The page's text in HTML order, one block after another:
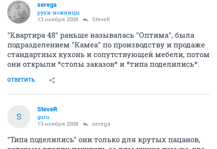
serega
руки-ножницы
13 ноября 2008 SteveR
"Квартира 48" раньше называлась "Оптима", была
подразделением "Камеа" по производству и продаже
стандартных кухонь и сопутствующей мебели, потом
они открыли *столы заказов* и *типа поделились*.
ОТВЕТИТЬ
S
SteveR
guru
13 ноября 2008 serega
"Типа поделились" они только для крутых пацанов,